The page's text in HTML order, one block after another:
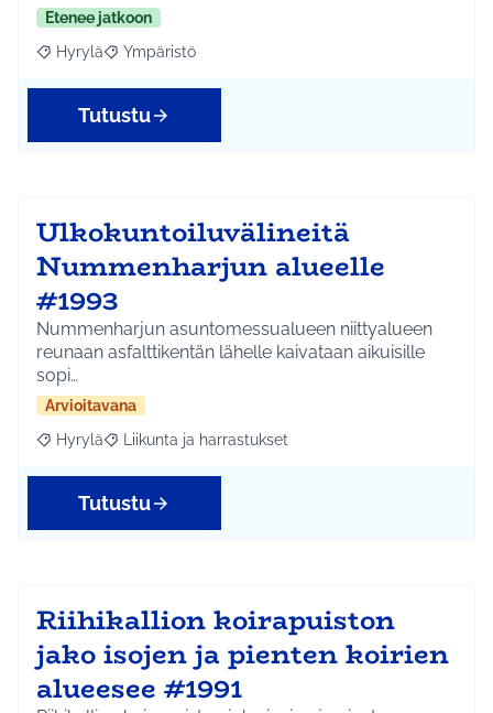
Etenee jatkoon
Rajaa tulokset aihepiirin mukaan: Hyrylä
Hyrylä Rajaa tulokset teeman mukaan: Ympäristö
Ympäristö
Tutustu
Ulkokuntoiluvälineitä
Nummenharjun alueelle
#1993
Nummenharjun asuntomessualueen niittyalueen
reunaan asfalttikentän lähelle kaivataan aikuisille
sopi…
Arvioitavana
Rajaa tulokset aihepiirin mukaan: Hyrylä
Hyrylä Rajaa tulokset teeman mukaan: Liikunta ja
Liikunta ja harrastukset
Tutustu
Riihikallion koirapuiston
jako isojen ja pienten koirien
alueesee #1991